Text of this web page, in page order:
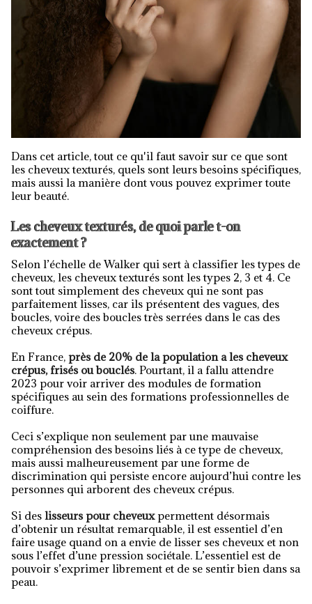
Dans cet article, tout ce qu'il faut savoir sur ce que sont
les cheveux texturés, quels sont leurs besoins spécifiques,
mais aussi la manière dont vous pouvez exprimer toute
leur beauté.
Les cheveux texturés, de quoi parle t-on
exactement ?
Selon l’échelle de Walker qui sert à classifier les types de
cheveux, les cheveux texturés sont les types 2, 3 et 4. Ce
sont tout simplement des cheveux qui ne sont pas
parfaitement lisses, car ils présentent des vagues, des
boucles, voire des boucles très serrées dans le cas des
cheveux crépus.
En France, près de 20% de la population a les cheveux
crépus, frisés ou bouclés. Pourtant, il a fallu attendre
2023 pour voir arriver des modules de formation
spécifiques au sein des formations professionnelles de
coiffure.
Ceci s’explique non seulement par une mauvaise
compréhension des besoins liés à ce type de cheveux,
mais aussi malheureusement par une forme de
discrimination qui persiste encore aujourd’hui contre les
personnes qui arborent des cheveux crépus.
Si des lisseurs pour cheveuxpermettent désormais
d’obtenir un résultat remarquable, il est essentiel d’en
faire usage quand on a envie de lisser ses cheveux et non
sous l’effet d’une pression sociétale. L’essentiel est de
pouvoir s’exprimer librement et de se sentir bien dans sa
peau.